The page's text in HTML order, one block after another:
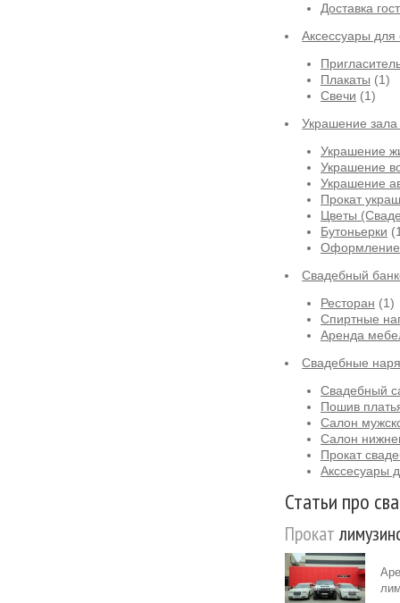
Доставка
Аксессуары для
Плакаты (1)
Свечи (1)
Украшение
Украшение
Украшение
Украшение
Прокат
Цветы
Бутоньерки
Оформление
Свадебный
Ресторан (1)
Спиртные
Аренда
Свадебные
Свадебный
Пошив
Салон
Салон
Прокат
Акссесуары
Статьи про
Прокат